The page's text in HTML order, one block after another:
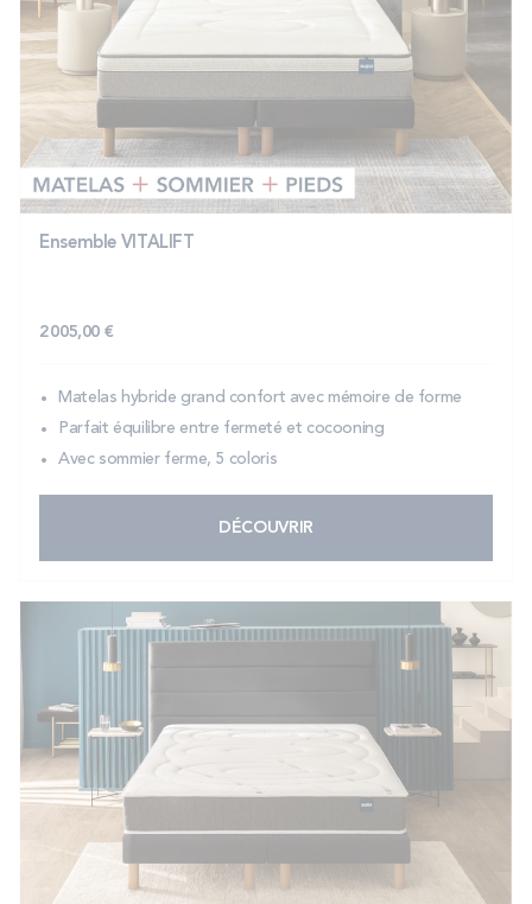
Ensemble VITALIFT
2 005,00 €
Matelas hybride grand confort avec mémoire de forme
Parfait équilibre entre fermeté et cocooning
Avec sommier ferme, 5 coloris
DÉCOUVRIR